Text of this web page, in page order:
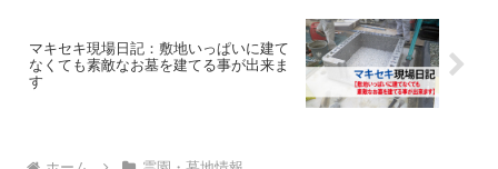
マキセキ現場日記：敷地いっぱいに建て
なくても素敵なお墓を建てる事が出来ま
す